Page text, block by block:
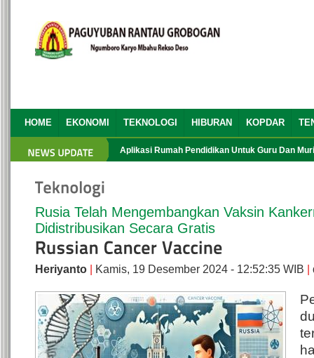
HOME EKONOMI TEKNOLOGI HIBURAN KOPDAR
HBH PRG yang Ke 13 Aplikasi Rumah Pendidikan Untuk Guru Dan Murid
Rusia Telah Mengembangkan Vaksin
Didistribusikan Secara Gratis
Heriyanto Kamis, 19 Desember 2024 - 12:52:35 WIB